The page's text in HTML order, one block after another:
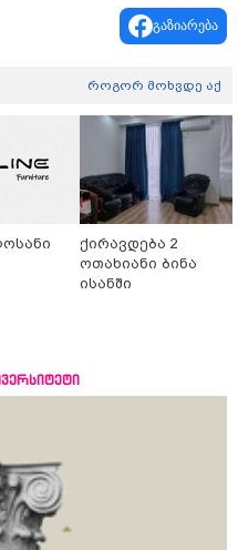
გაზიარება
როგორ მოხვდე აქ
ქირავდება 2
ოთახიანი ბინა
ისანში